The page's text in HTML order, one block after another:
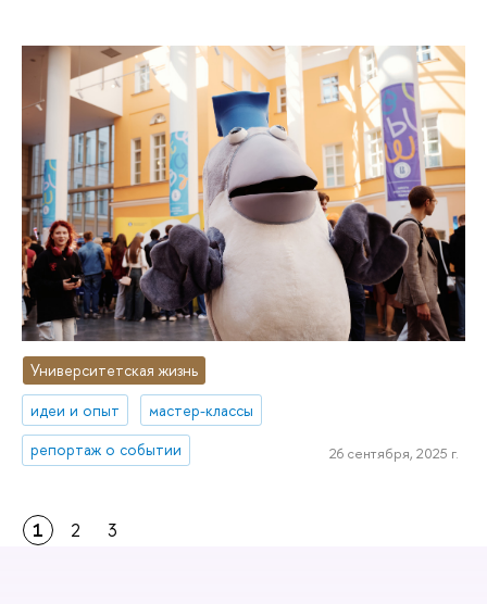
Университетская жизнь
идеи и опыт
мастер-классы
репортаж о событии
26 сентября, 2025 г.
1 2 3